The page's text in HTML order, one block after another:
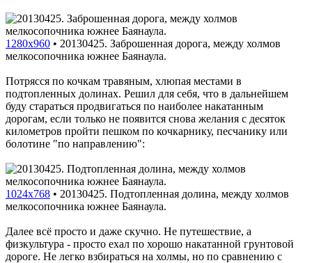
1280x960 • 20130425. Заброшенная дорога, между холмов
мелкосопочника южнее Баянаула.
Потрясся по кочкам травяным, хлюпая местами в
подтопленных долинах. Решил для себя, что в дальнейшем
буду стараться продвигаться по наиболее накатанным
дорогам, если только не появится снова желания с десяток
километров пройти пешком по кочкарнику, песчанику или
болотине "по направлению":
1024x768 • 20130425. Подтопленная долина, между холмов
мелкосопочника южнее Баянаула.
Далее всё просто и даже скучно. Не путешествие, а
физкультура - просто ехал по хорошо накатанной грунтовой
дороге. Не легко взбираться на холмы, но по сравнению с